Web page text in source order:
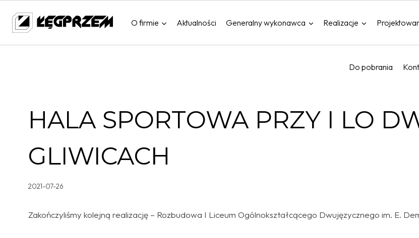
treści
O firmie Aktualności Generalny wykonawca Realizacje
Do pobrania
HALA SPORTOWA PRZY I LO
GLIWICACH
2021-07-26
Zakończyliśmy kolejną realizację – Rozbudowa I Liceum Ogólnokształcącego Dwujęzycznego im. E.